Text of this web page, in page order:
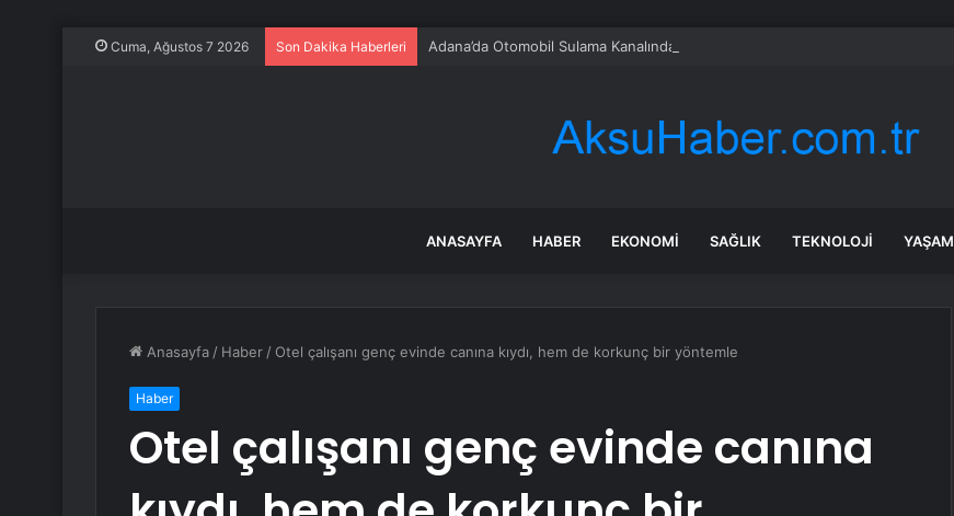
Cuma, Ağustos 7 2026 Son Dakika Haberleri Adana’da Otomobil Sulama Kanalında Asılı Kaldı
ANASAYFA HABER EKONOMI SAĞLIK TEKNOLOJI YAŞAM
Anasayfa / Haber / Otel çalışanı genç evinde canına kıydı, hem de korkunç bir yöntemle
Haber
Otel çalışanı genç evinde canına